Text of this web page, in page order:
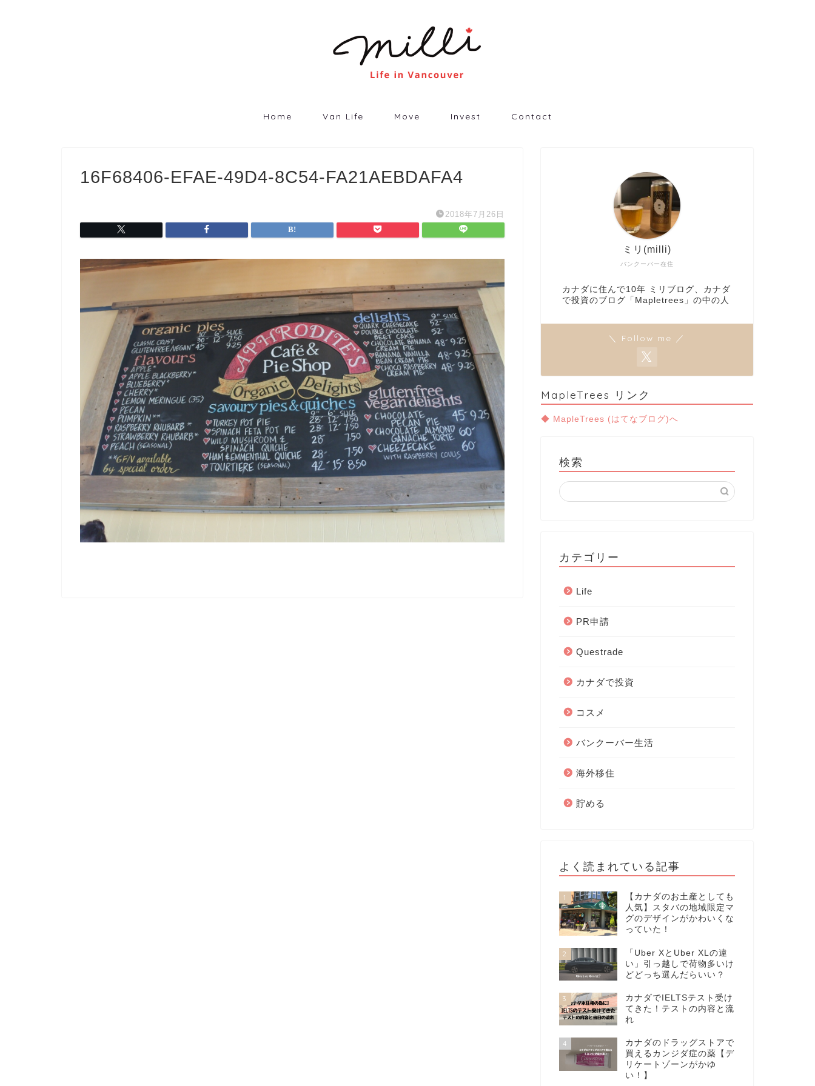
Home Van Life Move Invest Contact
16F68406-EFAE-49D4-8C54-FA21AEBDAFA4
2018年7月26日
バンクーバー在住
ミリ(milli)
カナダに住んで10年 ミリブログ、カナダ
で投資のブログ「Mapletrees」の中の人
＼ Follow me ／
MapleTrees リンク
◆ MapleTrees (はてなブログ)へ
検索
カテゴリー
Life
PR申請
Questrade
カナダで投資
コスメ
バンクーバー生活
海外移住
貯める
よく読まれている記事
1
【カナダのお土産としても
人気】スタバの地域限定マ
グのデザインがかわいくな
っていた！
2
「Uber XとUber XLの違
い」引っ越しで荷物多いけ
どどっち選んだらいい？
3
カナダでIELTSテスト受け
てきた！テストの内容と流
れ
4
カナダのドラッグストアで
買えるカンジダ症の薬【デ
リケートゾーンがかゆ
い！】